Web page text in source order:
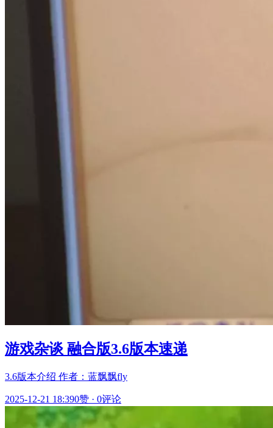
游戏杂谈 融合版3.6版本速递
3.6版本介绍 作者：蓝飘飘fly
2025-12-21 18:390赞 · 0评论